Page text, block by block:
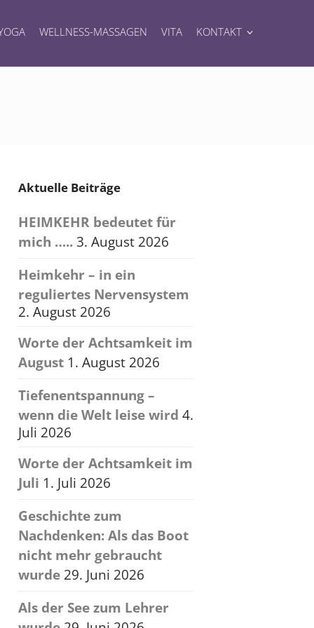
WELLNESS-MASSAGEN VITA KONTAKT
Aktuelle Beiträge
HEIMKEHR bedeutet für
mich …..3. August 2026
Heimkehr – in ein
reguliertes Nervensystem
2. August 2026
Worte der Achtsamkeit im
August 1. August 2026
Tiefenentspannung –
wenn die Welt leise wird 4.
Juli 2026
Worte der Achtsamkeit im
Juli 1. Juli 2026
Geschichte zum
Nachdenken: Als das Boot
nicht mehr gebraucht
wurde 29. Juni 2026
Als der See zum Lehrer